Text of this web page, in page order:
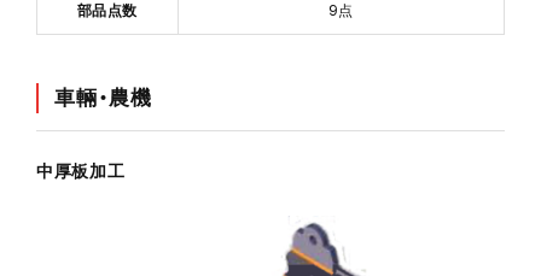
部品点数 9点
車輛・農機
中厚板加工